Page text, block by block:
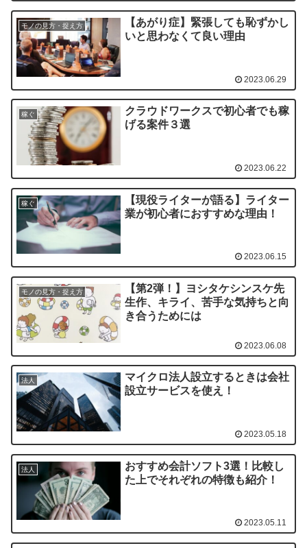
モノの見方・捉え方
【あがり症】緊張しても恥ずかし
いと思わなくて良い理由
2023.06.29
稼ぐ
クラウドワークスで初心者でも稼
げる案件３選
2023.06.22
稼ぐ
【現役ライターが語る】ライター
業が初心者におすすめな理由！
2023.06.15
モノの見方・捉え方
【第2弾！】ヨシタケシンスケ先
生作、キライ、苦手な気持ちと向
き合うためには
2023.06.08
法人
マイクロ法人設立するときは会社
設立サービスを使え！
2023.05.18
法人
おすすめ会計ソフト3選！比較し
た上でそれぞれの特徴も紹介！
2023.05.11